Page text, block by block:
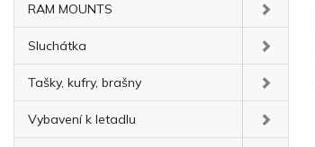
RAM MOUNTS
Sluchátka
Tašky, kufry, brašny
Vybavení k letadlu